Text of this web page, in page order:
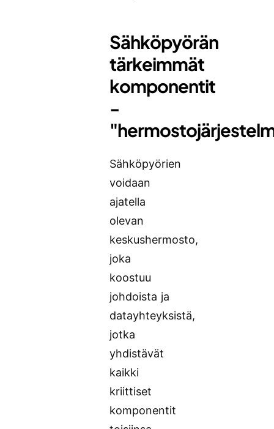
Sähköpyörän
tärkeimmät
komponentit
-
Sähköpyörien
voidaan
ajatella
olevan
keskushermosto,
joka
koostuu
johdoista ja
datayhteyksistä,
jotka
yhdistävät
kaikki
kriittiset
komponentit